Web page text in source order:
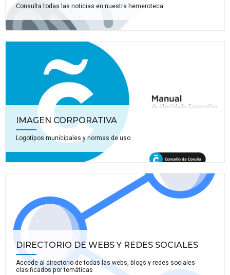
Consulta todas las noticias en nuestra hemeroteca
IMAGEN CORPORATIVA
Logotipos municipales y normas de uso
DIRECTORIO DE WEBS Y REDES SOCIALES
Accede al directorio de todas las webs, blogs y redes sociales
clasificados por temáticas